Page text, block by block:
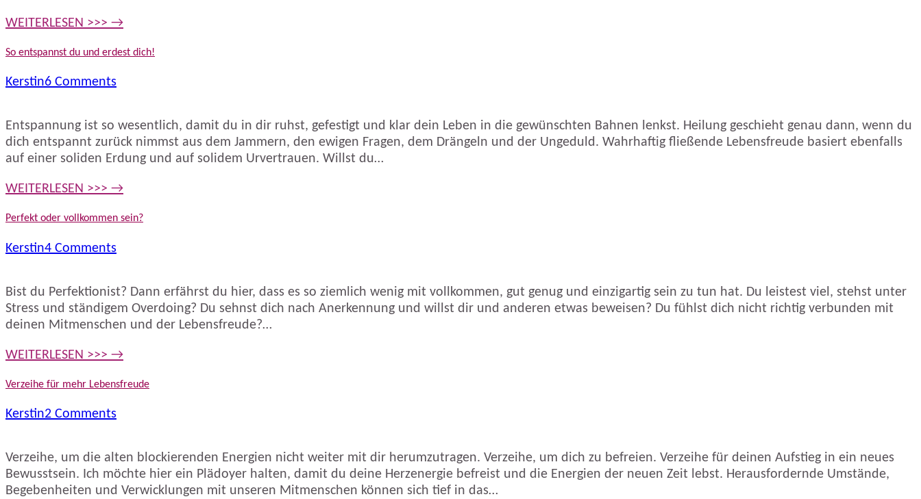
WEITERLESEN >>> →
So entspannst du und erdest dich!
Kerstin6 Comments
Entspannung ist so wesentlich, damit du in dir ruhst, gefestigt und klar dein Leben in die gewünschten Bahnen lenkst. Heilung geschieht genau dann, wenn du
dich entspannt zurück nimmst aus dem Jammern, den ewigen Fragen, dem Drängeln und der Ungeduld. Wahrhaftig fließende Lebensfreude basiert ebenfalls
auf einer soliden Erdung und auf solidem Urvertrauen. Willst du…
WEITERLESEN >>> →
Perfekt oder vollkommen sein?
Kerstin4 Comments
Bist du Perfektionist? Dann erfährst du hier, dass es so ziemlich wenig mit vollkommen, gut genug und einzigartig sein zu tun hat. Du leistest viel, stehst unter
Stress und ständigem Overdoing? Du sehnst dich nach Anerkennung und willst dir und anderen etwas beweisen? Du fühlst dich nicht richtig verbunden mit
deinen Mitmenschen und der Lebensfreude?…
WEITERLESEN >>> →
Verzeihe für mehr Lebensfreude
Kerstin2 Comments
Verzeihe, um die alten blockierenden Energien nicht weiter mit dir herumzutragen. Verzeihe, um dich zu befreien. Verzeihe für deinen Aufstieg in ein neues
Bewusstsein. Ich möchte hier ein Plädoyer halten, damit du deine Herzenergie befreist und die Energien der neuen Zeit lebst. Herausfordernde Umstände,
Begebenheiten und Verwicklungen mit unseren Mitmenschen können sich tief in das…